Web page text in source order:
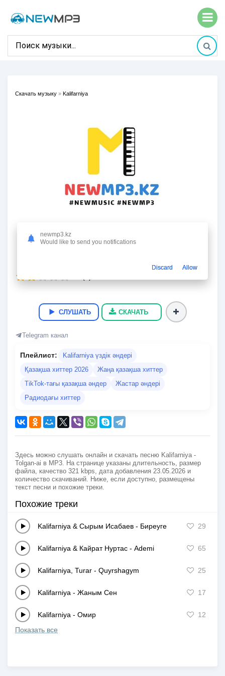
Скачать музыку » Kalifarniya
Kalifarniya
СЛУШАТЬ СКАЧАТЬ
Telegram канал
Плейлист:
Kalifarniya үздік әндері
Қазақша хиттер 2026
Жаңа қазақша хиттер
TikTok-тағы қазақша әндер
Жастар әндері
Радиодағы хиттер
Здесь можно слушать онлайн и скачать песню Kalifarniya -
Tolgan-ai в MP3. На странице указаны длительность, размер
файла, качество 321 kbps, дата добавления 23.05.2026 и
количество скачиваний. Ниже, если доступно, размещены
текст песни и похожие треки.
Похожие треки
Kalifarniya & Сырым Исабаев - Биреуге 29
Kalifarniya & Кайрат Нуртас - Ademi 65
Kalifarniya, Turar - Quyrshagym 25
Kalifarniya - Жаным Сен 17
Kalifarniya - Омир
12
Показать все
newmp3.kz
Would like to send you notifications
Discard Allow